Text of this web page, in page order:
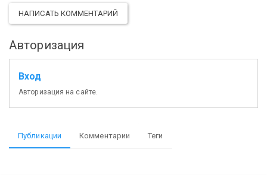
НАПИСАТЬ КОММЕНТАРИЙ
Авторизация
Вход
Авторизация на сайте.
Публикации Комментарии Теги